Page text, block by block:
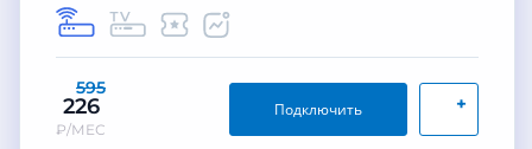
595
226
₽/МЕС
+
Подключить